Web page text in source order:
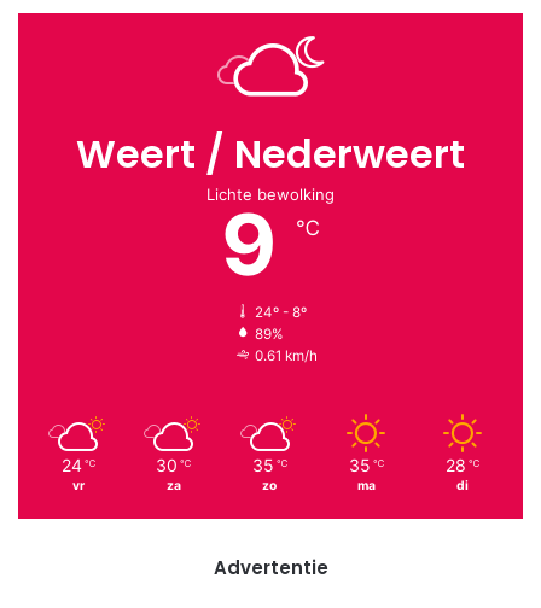
Weert / Nederweert
Lichte bewolking
9 ℃
24º - 8º
89%
0.61 km/h
24 ℃
vr
30 ℃
za
35 ℃
zo
35 ℃
ma
28 ℃
di
Advertentie